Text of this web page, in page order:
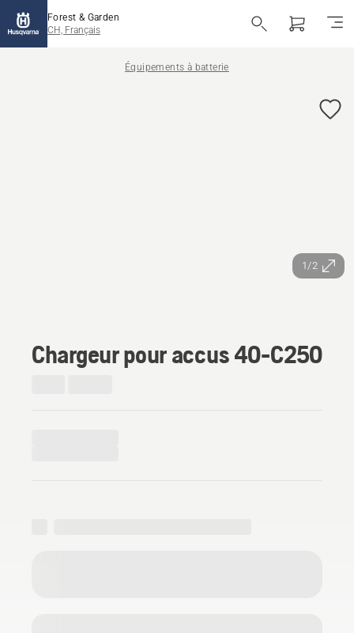
Forest & Garden
CH, Français
Équipements à batterie
1/2
Chargeur pour accus 40-C250